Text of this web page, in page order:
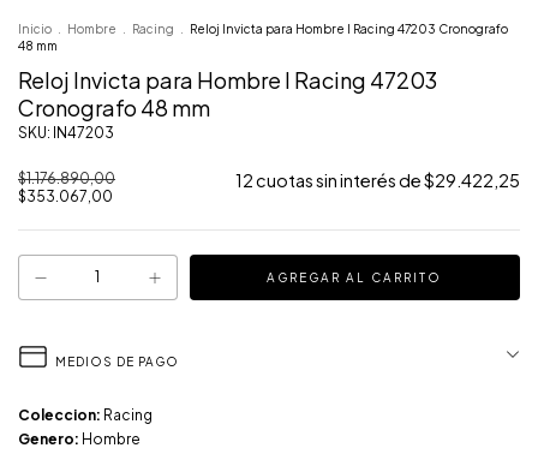
Inicio Hombre Racing
Reloj Invicta para Hombre I Racing 47203 Cronografo
48 mm
Reloj Invicta para Hombre I Racing 47203
Cronografo 48 mm
SKU: IN47203
$1.176.890,00
$353.067,00
12cuotas sin interés de$29.422,25
MEDIOS DE PAGO
Coleccion: Racing
Genero: Hombre